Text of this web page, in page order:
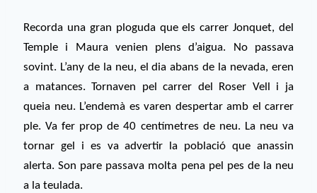
Recorda una gran ploguda que els carrer Jonquet, del
Temple i Maura venien plens d’aigua. No passava
sovint. L’any de la neu, el dia abans de la nevada, eren
a matances. Tornaven pel carrer del Roser Vell i ja
queia neu. L’endemà es varen despertar amb el carrer
ple. Va fer prop de 40 centímetres de neu. La neu va
tornar gel i es va advertir la població que anassin
alerta. Son pare passava molta pena pel pes de la neu
a la teulada.